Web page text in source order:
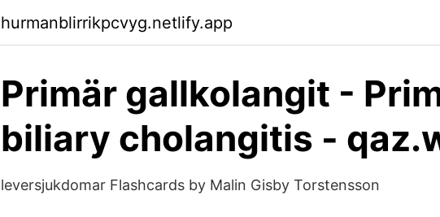
hurmanblirrikpcvyg.netlify.app
Primär gallkolangit -
biliary cholangitis -
leversjukdomar Flashcards by Malin Gisby Torstensson